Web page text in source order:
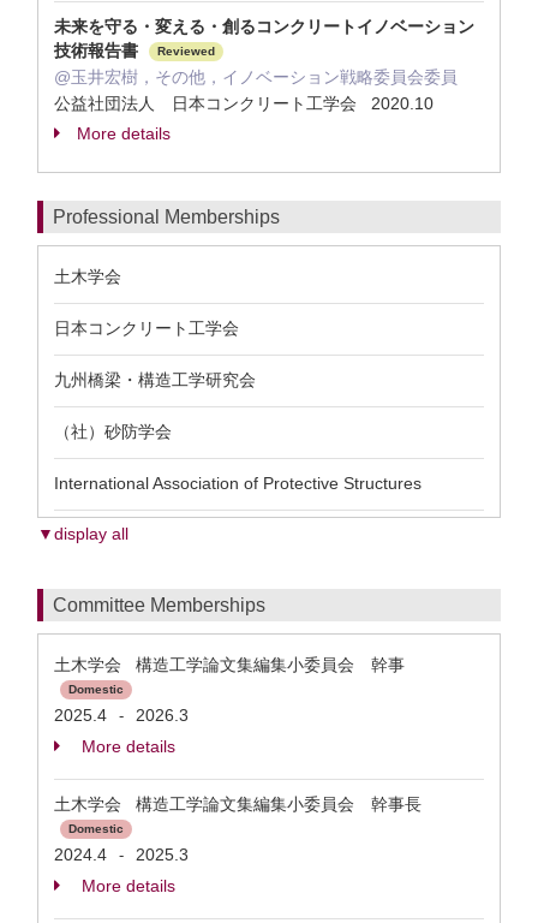
未来を守る・変える・創るコンクリートイノベーション
技術報告書
Reviewed
@玉井宏樹，その他，イノベーション戦略委員会委員
公益社団法人 日本コンクリート工学会 2020.10
More details
Professional Memberships
土木学会
日本コンクリート工学会
九州橋梁・構造工学研究会
（社）砂防学会
International Association of Protective Structures
▼display all
Committee Memberships
土木学会 構造工学論文集編集小委員会 幹事
Domestic
2025.4 -
2026.3
More details
土木学会 構造工学論文集編集小委員会 幹事長
Domestic
2024.4 -
2025.3
More details